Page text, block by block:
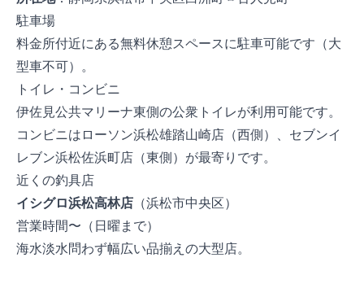
駐車場
料金所付近にある無料休憩スペースに駐車可能です（大
型車不可）。
トイレ・コンビニ
伊佐見公共マリーナ東側の公衆トイレが利用可能です。
コンビニはローソン 浜松雄踏山崎店（西側）、セブン-イ
レブン 浜松佐浜町店（東側）が最寄りです。
近くの釣具店
イシグロ 浜松高林店 （浜松市中央区）
営業時間: 10:00〜21:00（日曜20:00まで）
海水淡水問わず幅広い品揃えの大型店。